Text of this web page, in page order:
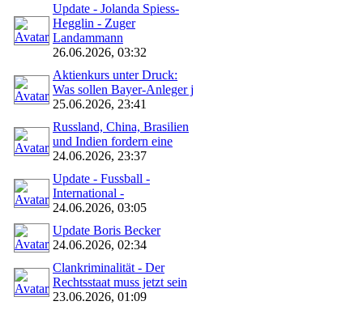
Update - Jolanda Spiess-
Hegglin - Zuger
Landammann
26.06.2026, 03:32
Aktienkurs unter Druck:
Was sollen Bayer-Anleger j
25.06.2026, 23:41
Russland, China, Brasilien
und Indien fordern eine
24.06.2026, 23:37
Update - Fussball -
International -
24.06.2026, 03:05
Update Boris Becker
24.06.2026, 02:34
Clankriminalität - Der
Rechtsstaat muss jetzt sein
23.06.2026, 01:09